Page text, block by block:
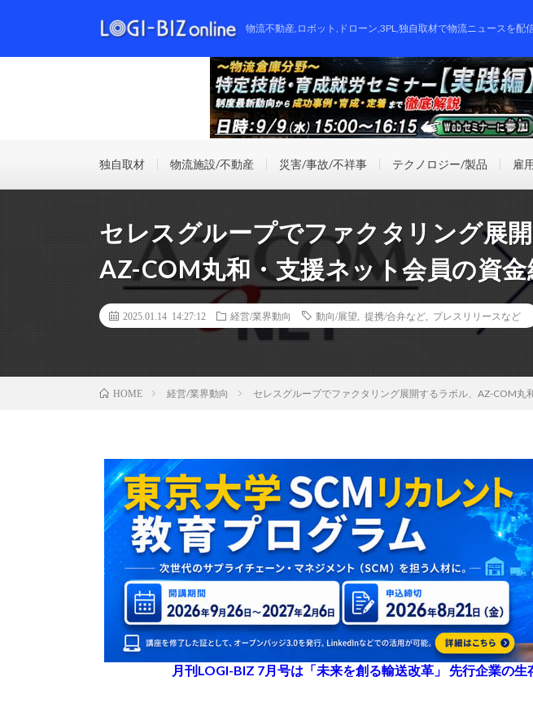
物流不動産,ロボット,ドローン,3PL,独自取材で物流ニュースを配
独自取材 物流施設/不動産 災害/事故/不祥事 テクノロジー/製品 雇
セレスグループでファクタリング展
AZ-COM丸和・支援ネット会員の資金
2025.01.14 14:27:12 経営/業界動向 動向/展望 提携/合弁など プレスリリースなど
HOME 経営/業界動向 セレスグループでファクタリング展開するラボル、AZ-COM丸
月刊LOGI-BIZ 7月号は「未来を創る輸送改革」 先行企業の生